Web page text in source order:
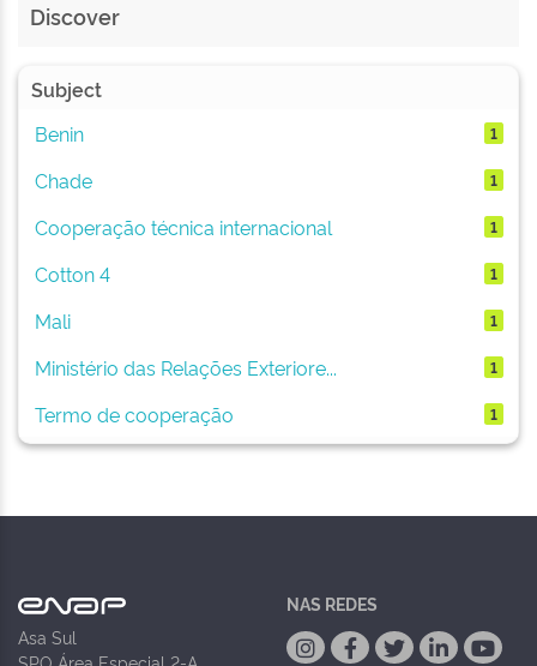
Discover
Subject
Benin
1
Chade 1
Cooperação técnica internacional 1
Cotton 4 1
Mali 1
Ministério das Relações Exteriore... 1
Termo de cooperação 1
Asa Sul
NAS REDES